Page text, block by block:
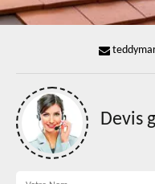
Devis